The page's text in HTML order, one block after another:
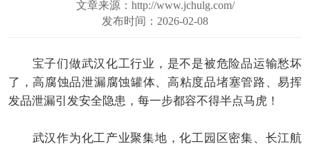
文章来源：http://www.jchulg.com/
发布时间：2026-02-08
宝子们做武汉化工行业，是不是被危险品运输愁坏
了，高腐蚀品泄漏腐蚀罐体、高粘度品堵塞管路、易挥
发品泄漏引发安全隐患，每一步都容不得半点马虎！
武汉作为化工产业聚集地，化工园区密集、长江航